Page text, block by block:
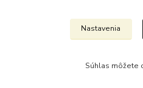
Nastavenia
Súhlas môžete